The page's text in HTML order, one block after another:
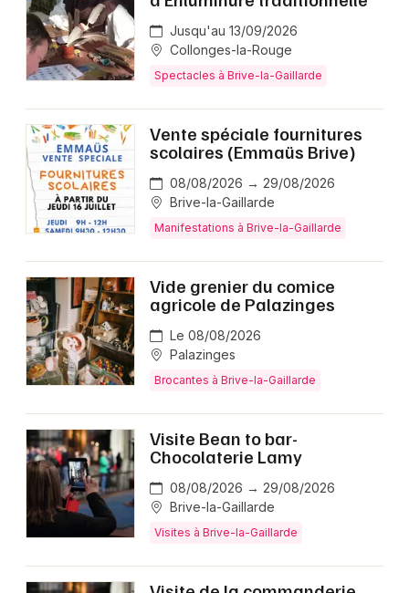
Jusqu'au 13/09/2026
Collonges-la-Rouge
Spectacles à Brive-la-Gaillarde
Vente spéciale fournitures
scolaires (Emmaüs Brive)
08/08/2026 → 29/08/2026
Brive-la-Gaillarde
Manifestations à Brive-la-Gaillarde
Vide grenier du comice
agricole de Palazinges
Le 08/08/2026
Palazinges
Brocantes à Brive-la-Gaillarde
Visite Bean to bar-
Chocolaterie Lamy
08/08/2026 → 29/08/2026
Brive-la-Gaillarde
Visites à Brive-la-Gaillarde